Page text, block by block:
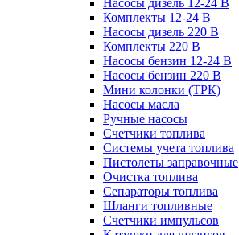
Насосы дизель 12-24 В
Комплекты 12-24 В
Насосы дизель 220 В
Комплекты 220 В
Насосы бензин 12-24 В
Насосы бензин 220 В
Мини колонки (ТРК)
Насосы масла
Ручные насосы
Счетчики топлива
Системы учета топлива
Пистолеты заправочные
Очистка топлива
Сепараторы топлива
Шланги топливные
Счетчики импульсов